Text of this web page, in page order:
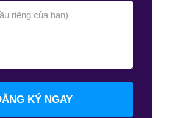
KÝ NGAY